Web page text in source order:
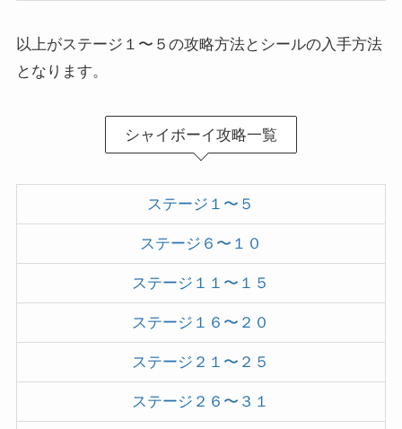
以上がステージ１〜５の攻略方法とシールの入手方法
となります。
シャイボーイ攻略一覧
ステージ１〜５
ステージ６〜１０
ステージ１１〜１５
ステージ１６〜２０
ステージ２１〜２５
ステージ２６〜３１